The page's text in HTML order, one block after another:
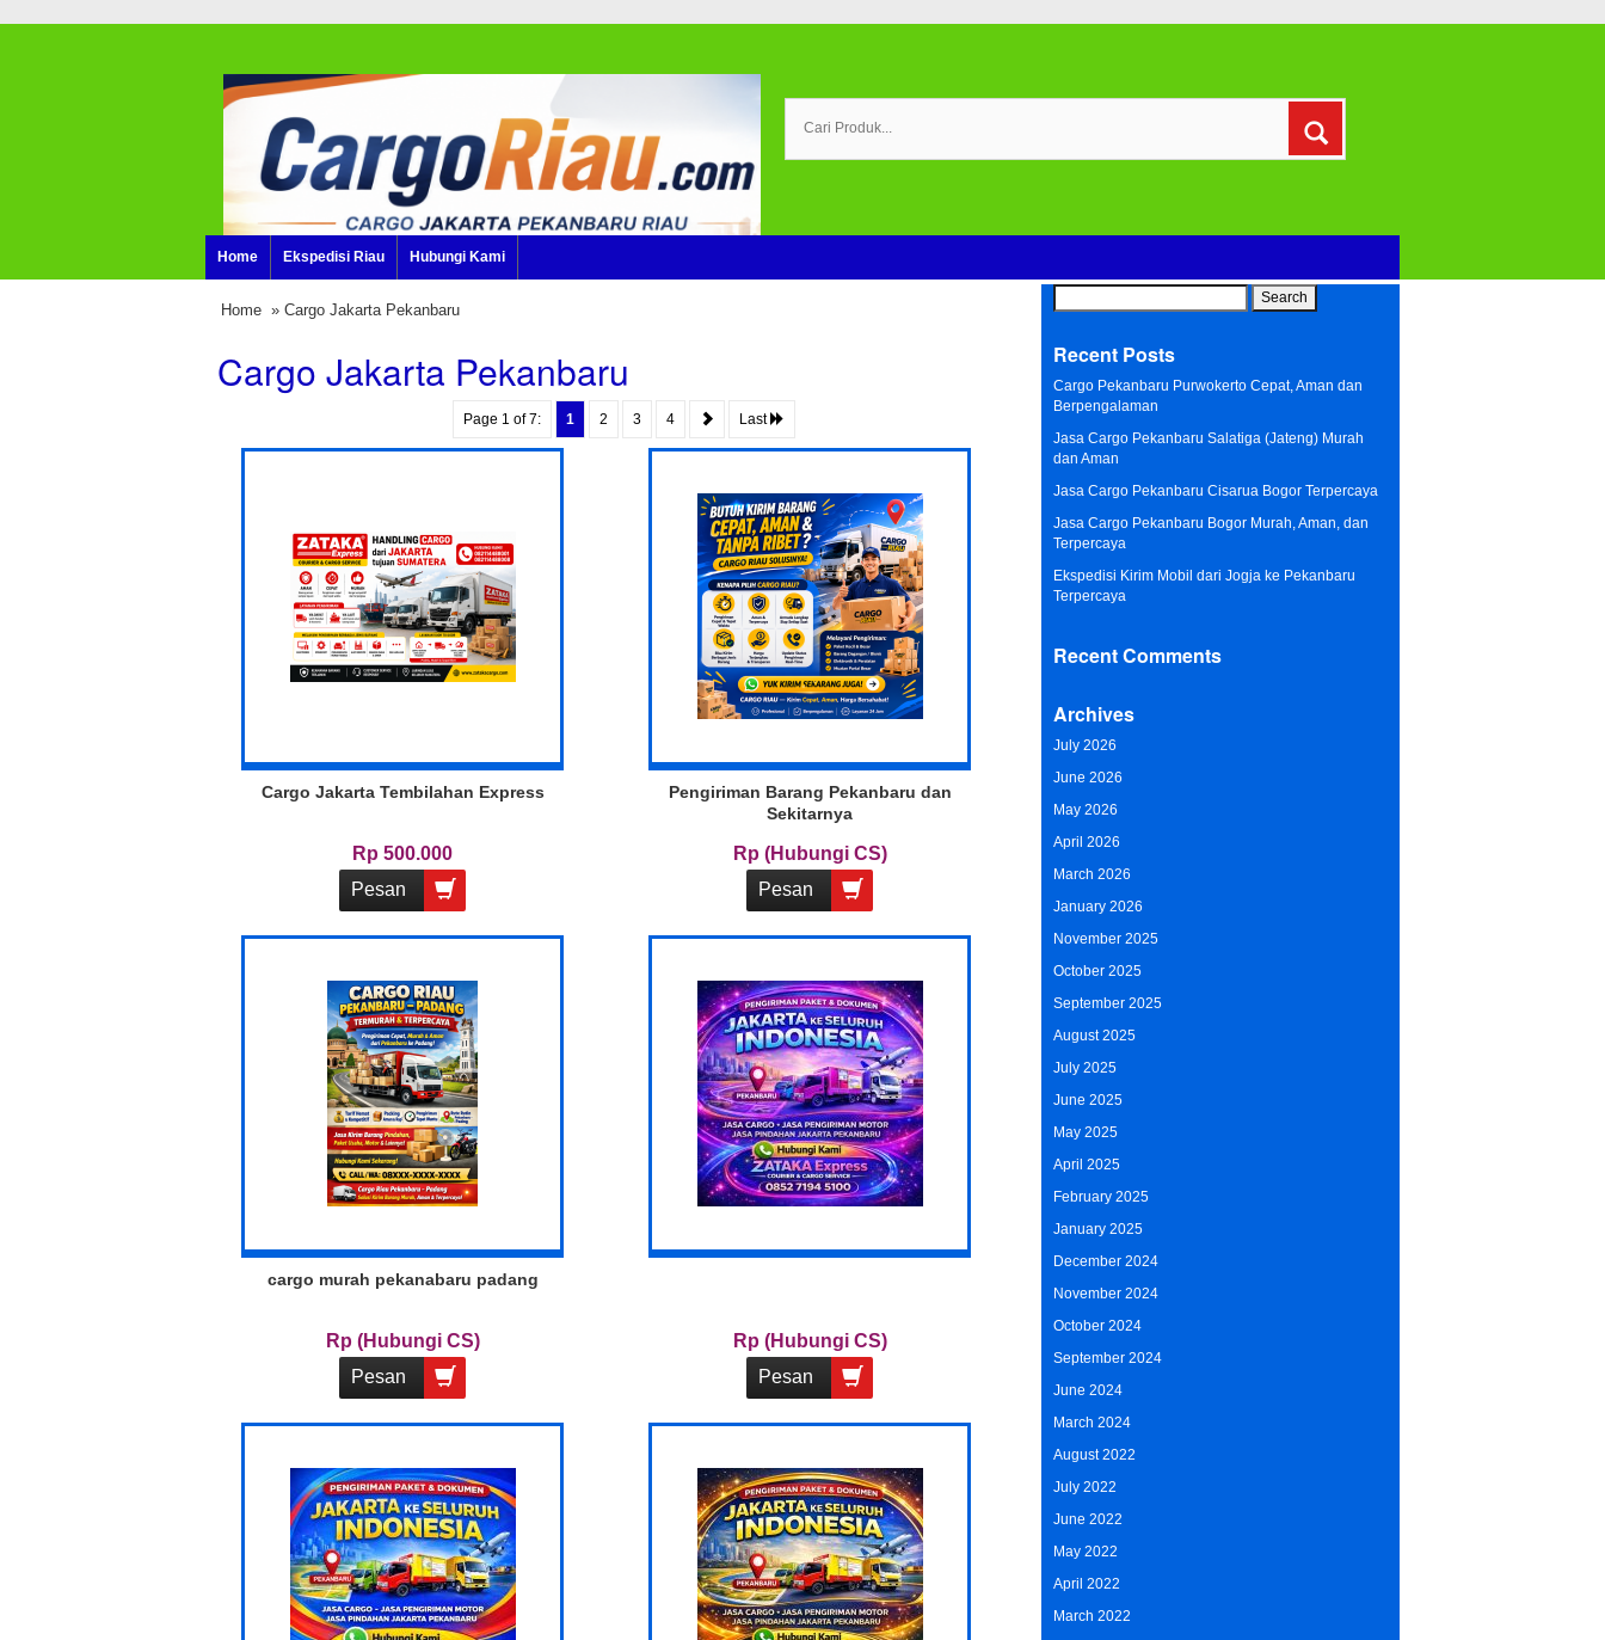
Home Ekspedisi Riau Hubungi Kami
Home » Cargo Jakarta Pekanbaru
Cargo Jakarta Pekanbaru
Page 1 of 7: 1 2 3 4 Last
Cargo Jakarta Tembilahan Express
Rp 500.000
Pesan
Pengiriman Barang Pekanbaru dan
Sekitarnya
Rp (Hubungi CS)
Pesan
cargo murah pekanabaru padang
Rp (Hubungi CS)
Pesan
Rp (Hubungi CS)
Pesan
for:
Recent Posts
Cargo Pekanbaru Purwokerto Cepat, Aman dan
Berpengalaman
Jasa Cargo Pekanbaru Salatiga (Jateng) Murah
dan Aman
Jasa Cargo Pekanbaru Cisarua Bogor Terpercaya
Jasa Cargo Pekanbaru Bogor Murah, Aman, dan
Terpercaya
Ekspedisi Kirim Mobil dari Jogja ke Pekanbaru
Terpercaya
Recent Comments
Archives
July 2026
June 2026
May 2026
April 2026
March 2026
January 2026
November 2025
October 2025
September 2025
August 2025
July 2025
June 2025
May 2025
April 2025
February 2025
January 2025
December 2024
November 2024
October 2024
September 2024
June 2024
March 2024
August 2022
July 2022
June 2022
May 2022
April 2022
March 2022